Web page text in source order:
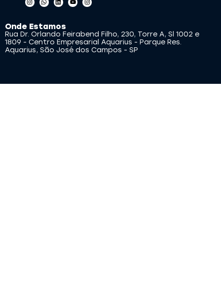
Onde Estamos
Rua Dr. Orlando Feirabend Filho, 230, Torre A, Sl 1002 e
1809 - Centro Empresarial Aquarius - Parque Res.
Aquarius, São José dos Campos - SP